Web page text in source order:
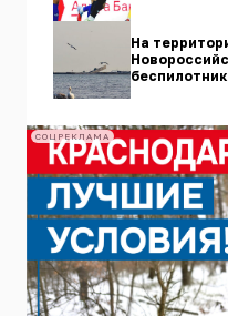
На
СОЦРЕКЛАМА